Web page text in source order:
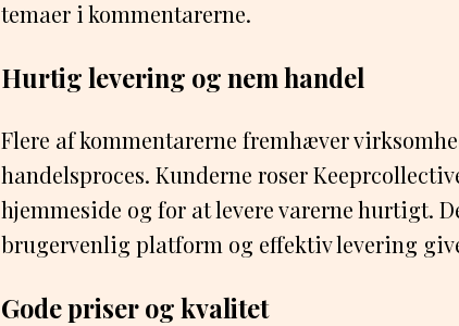
temaer i kommentarerne.
Hurtig levering og nem handel
Flere af kommentarerne fremhæver
handelsproces. Kunderne roser
hjemmeside og for at levere varerne hurtigt.
brugervenlig platform og effektiv levering
Gode priser og kvalitet